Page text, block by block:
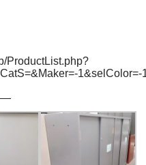
ProductList.php?